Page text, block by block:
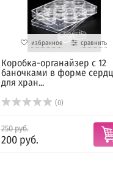
избранное сравнить
Коробка-органайзер с 12
баночками в форме
для хран...
(0)
250 руб.
200 руб.